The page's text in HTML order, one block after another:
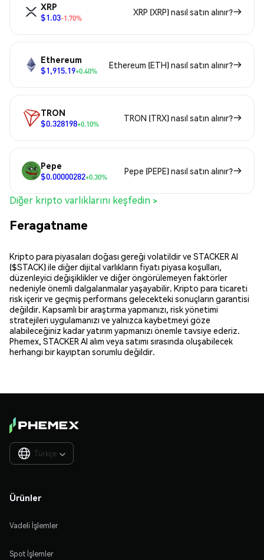
XRP
$1.03-1.70%
XRP (XRP) nasıl satın alınır?
Ethereum
$1,915.19+0.40%
Ethereum (ETH) nasıl satın alınır?
TRON
$0.328198+0.10%
TRON (TRX) nasıl satın alınır?
Pepe
$0.00000282+0.30%
Pepe (PEPE) nasıl satın alınır?
Diğer kripto varlıklarını keşfedin >
Feragatname
Kripto para piyasaları doğası gereği volatildir ve STACKER AI
($STACK) ile diğer dijital varlıkların fiyatı piyasa koşulları,
düzenleyici değişiklikler ve diğer öngörülemeyen faktörler
nedeniyle önemli dalgalanmalar yaşayabilir. Kripto para ticareti
risk içerir ve geçmiş performans gelecekteki sonuçların garantisi
değildir. Kapsamlı bir araştırma yapmanızı, risk yönetimi
stratejileri uygulamanızı ve yalnızca kaybetmeyi göze
alabileceğiniz kadar yatırım yapmanızı önemle tavsiye ederiz.
Phemex, STACKER AI alım veya satımı sırasında oluşabilecek
herhangi bir kayıptan sorumlu değildir.
Türkçe 
Ürünler
Vadeli İşlemler
Spot İşlemler